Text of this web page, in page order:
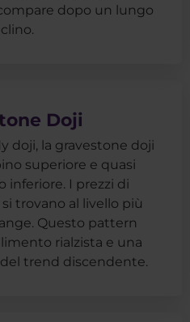
dopo un lungo
Doji
doji, la gravestone doji
superiore e quasi
inferiore. I prezzi di
trovano al livello più
Questo pattern
rialzista e una
trend discendente.